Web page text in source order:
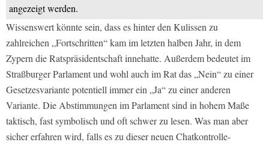
angezeigt werden.
Wissenswert könnte sein, dass es hinter den Kulissen zu
zahlreichen „Fortschritten“ kam im letzten halben Jahr, in dem
Zypern die Ratspräsidentschaft innehatte. Außerdem bedeutet im
Straßburger Parlament und wohl auch im Rat das „Nein“ zu einer
Gesetzesvariante potentiell immer ein „Ja“ zu einer anderen
Variante. Die Abstimmungen im Parlament sind in hohem Maße
taktisch, fast symbolisch und oft schwer zu lesen. Was man aber
sicher erfahren wird, falls es zu dieser neuen Chatkontrolle-